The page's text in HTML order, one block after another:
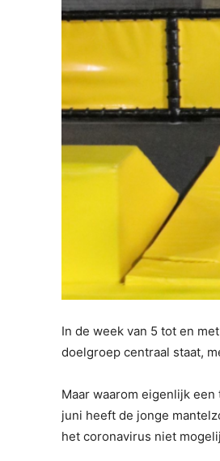
In de week van 5 tot en
doelgroep centraal staat,
Maar waarom eigenlijk
juni heeft de jonge
het coronavirus niet